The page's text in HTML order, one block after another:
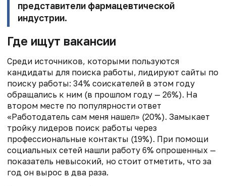
представители фармацевтической
индустрии.
Где ищут вакансии
Среди источников, которыми пользуются
кандидаты для поиска работы, лидируют сайты по
поиску работы: 34% соискателей в этом году
обращались к ним (в прошлом году — 26%). На
втором месте по популярности ответ
«Работодатель сам меня нашел» (20%). Замыкает
тройку лидеров поиск работы через
профессиональные контакты (19%). При помощи
социальных сетей нашли работу 6% опрошенных —
показатель невысокий, но стоит отметить, что за
год он вырос в два раза.